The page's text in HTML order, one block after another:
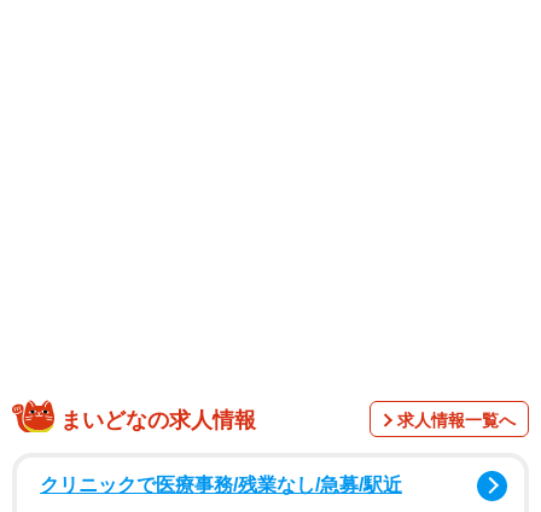
まいどなの求人情報 求人情報一覧へ
クリニックで医療事務/残業なし/急募/駅近